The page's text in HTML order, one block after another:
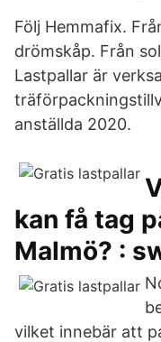
Följ Hemmafix.
drömskåp. Från
Lastpallar är
anställda 2020.
kan få tag
Malmö? :
vilket innebär att